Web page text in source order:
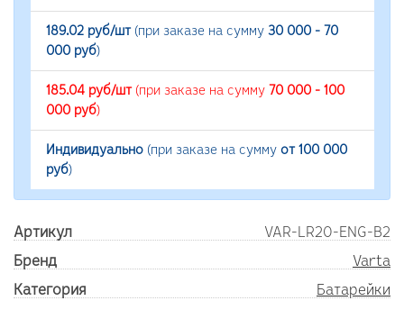
189.02 руб/шт(при заказе на сумму 30 000 - 70
000 руб)
185.04 руб/шт(при заказе на сумму 70 000 - 100
000 руб)
Индивидуально (при заказе на сумму от 100 000
руб)
Артикул
VAR-LR20-ENG-B2
Бренд
Varta
Категория
Батарейки